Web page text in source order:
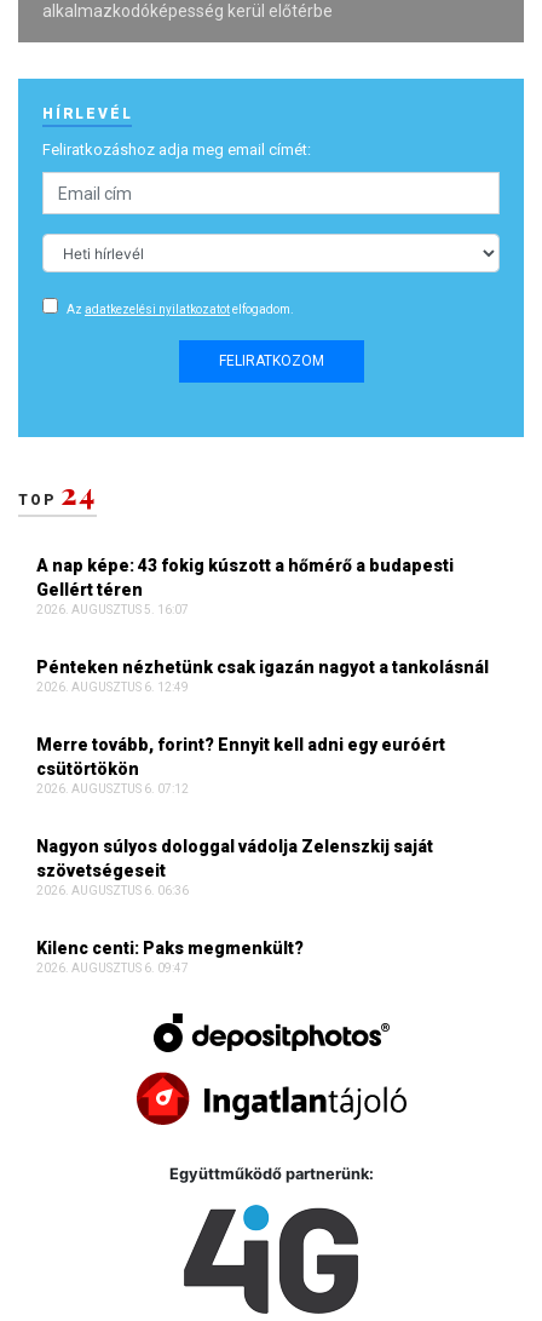
alkalmazkodóképesség kerül előtérbe
HÍRLEVÉL
Feliratkozáshoz adja meg email címét:
Az adatkezelési nyilatkozatotelfogadom.
FELIRATKOZOM
TOP 24
A nap képe: 43 fokig kúszott a hőmérő a budapesti
Gellért téren
2026. AUGUSZTUS 5. 16:07
Pénteken nézhetünk csak igazán nagyot a tankolásnál
2026. AUGUSZTUS 6. 12:49
Merre tovább, forint? Ennyit kell adni egy euróért
csütörtökön
2026. AUGUSZTUS 6. 07:12
Nagyon súlyos dologgal vádolja Zelenszkij saját
szövetségeseit
2026. AUGUSZTUS 6. 06:36
Kilenc centi: Paks megmenkült?
2026. AUGUSZTUS 6. 09:47
Együttműködő partnerünk: